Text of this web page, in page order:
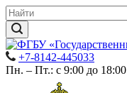
+7-8142-445033
Пн. – Пт.: с 9:00 до 18:00